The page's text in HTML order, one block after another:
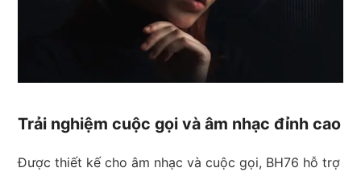
Trải nghiệm cuộc gọi và âm nhạc đỉnh cao
Được thiết kế cho âm nhạc và cuộc gọi, BH76 hỗ trợ